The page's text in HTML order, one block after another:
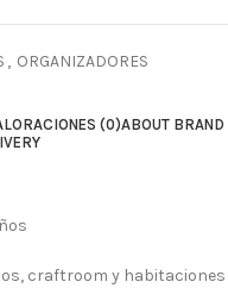
, ORGANIZADORES
(0)ABOUT BRAND
craftroom y habitaciones